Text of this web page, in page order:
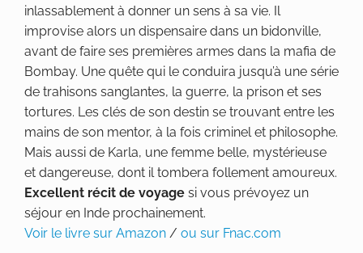
inlassablement à donner un sens à sa vie. Il
improvise alors un dispensaire dans un bidonville,
avant de faire ses premières armes dans la mafia de
Bombay. Une quête qui le conduira jusqu’à une série
de trahisons sanglantes, la guerre, la prison et ses
tortures. Les clés de son destin se trouvant entre les
mains de son mentor, à la fois criminel et philosophe.
Mais aussi de Karla, une femme belle, mystérieuse
et dangereuse, dont il tombera follement amoureux.
Excellent récit de voyage si vous prévoyez un
séjour en Inde prochainement.
Voir le livre sur Amazon / ou sur Fnac.com